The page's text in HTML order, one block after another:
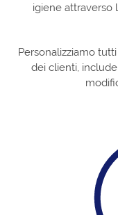
igiene attraverso
Personalizziamo
dei clienti,